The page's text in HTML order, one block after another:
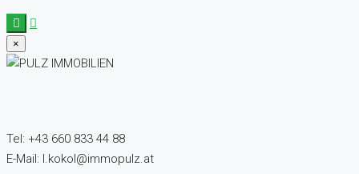
×
Tel: +43 660 833 44 88
E-Mail: l.kokol@immopulz.at